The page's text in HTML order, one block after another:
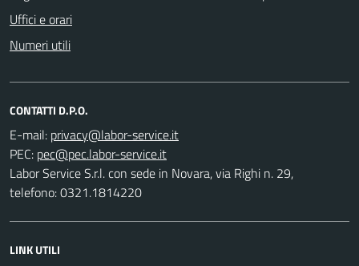
Uffici e orari
Numeri utili
CONTATTI D.P.O.
E-mail:
PEC:
Labor Service S.r.l. con sede in Novara, via Righi n. 29,
telefono: 0321.1814220
LINK UTILI